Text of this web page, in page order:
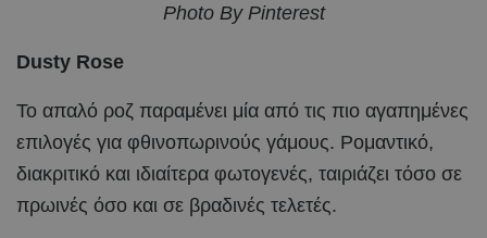
Photo By Pinterest
Dusty Rose
Το απαλό ροζ παραμένει μία από τις πιο αγαπημένες
επιλογές για φθινοπωρινούς γάμους. Ρομαντικό,
διακριτικό και ιδιαίτερα φωτογενές, ταιριάζει τόσο σε
πρωινές όσο και σε βραδινές τελετές.